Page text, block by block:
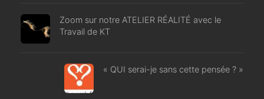
Zoom sur notre ATELIER RÉALITÉ avec le
Travail de KT
« QUI serai-je sans cette pensée ? »